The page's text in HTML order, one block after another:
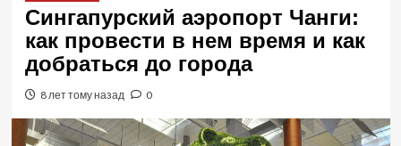
Сингапурский аэропорт Чанги:
как провести в нем время и как
добраться до города
8 лет тому назад 0